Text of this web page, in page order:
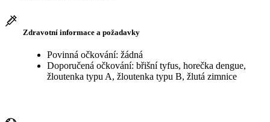
Zdravotní informace a požadavky
Povinná očkování: žádná
Doporučená očkování: břišní tyfus, horečka dengue,
žloutenka typu A, žloutenka typu B, žlutá zimnice